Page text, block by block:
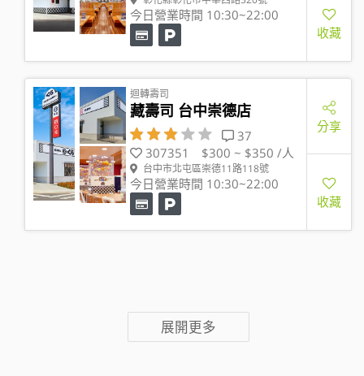
今日營業時間 10:30~22:00
收藏
迴轉壽司
藏壽司 台中崇德店
37
307351
$300 ~ $350 /人
台中市北屯區崇德11路118號
今日營業時間 10:30~22:00
分享
收藏
展開更多